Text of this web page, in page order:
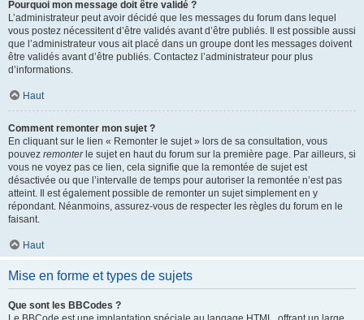
Pourquoi mon message doit être validé ?
L’administrateur peut avoir décidé que les messages du forum dans lequel
vous postez nécessitent d’être validés avant d’être publiés. Il est possible aussi
que l’administrateur vous ait placé dans un groupe dont les messages doivent
être validés avant d’être publiés. Contactez l’administrateur pour plus
d’informations.
Haut
Comment remonter mon sujet ?
En cliquant sur le lien « Remonter le sujet » lors de sa consultation, vous
pouvez remonterle sujet en haut du forum sur la première page. Par ailleurs, si
vous ne voyez pas ce lien, cela signifie que la remontée de sujet est
désactivée ou que l’intervalle de temps pour autoriser la remontée n’est pas
atteint. Il est également possible de remonter un sujet simplement en y
répondant. Néanmoins, assurez-vous de respecter les règles du forum en le
faisant.
Haut
Mise en forme et types de sujets
Que sont les BBCodes ?